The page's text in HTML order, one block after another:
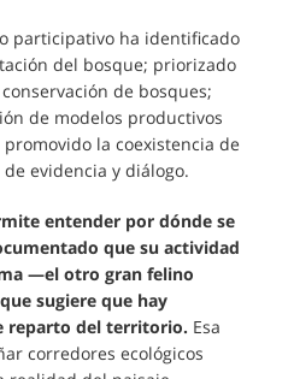
participativo ha identificado
del bosque; priorizado
de bosques;
de modelos productivos
la coexistencia de
evidencia y diálogo.
entender por dónde se
que su actividad
—el otro gran felino
sugiere que hay
reparto del territorio. Esa
corredores ecológicos